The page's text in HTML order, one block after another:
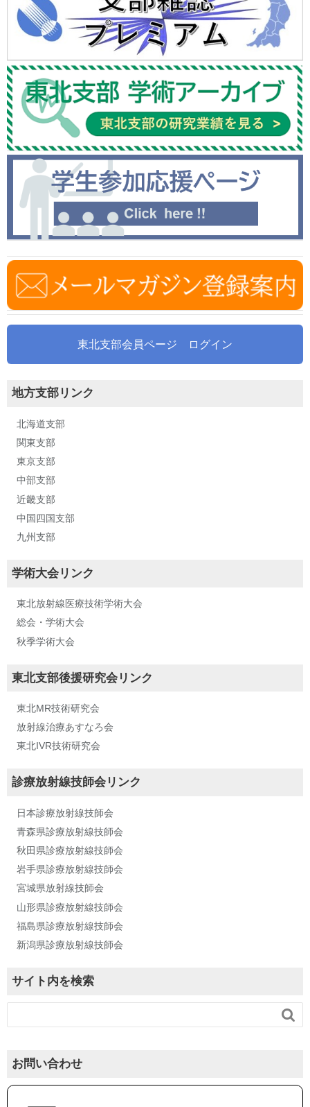
東北支部会員ページ ログイン
地方支部リンク
北海道支部
関東支部
東京支部
中部支部
近畿支部
中国四国支部
九州支部
学術大会リンク
東北放射線医療技術学術大会
総会・学術大会
秋季学術大会
東北支部後援研究会リンク
東北MR技術研究会
放射線治療あすなろ会
東北IVR技術研究会
診療放射線技師会リンク
日本診療放射線技師会
青森県診療放射線技師会
秋田県診療放射線技師会
岩手県診療放射線技師会
宮城県放射線技師会
山形県診療放射線技師会
福島県診療放射線技師会
新潟県診療放射線技師会
サイト内を検索

お問い合わせ